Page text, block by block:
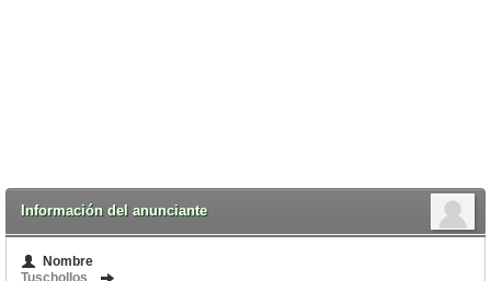
Información del anunciante
Nombre
Tuschollos